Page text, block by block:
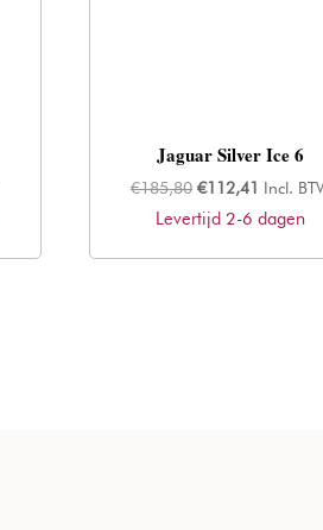
Jaguar Silver Ice 6
€185,80 Oorspronkelijke
prijs
€112,41 Huidige
prijs
Incl.
Levertijd 2-6 dagen